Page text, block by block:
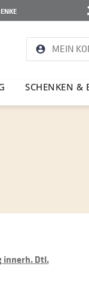
MEIN
SCHENKEN &
innerh. Dtl.